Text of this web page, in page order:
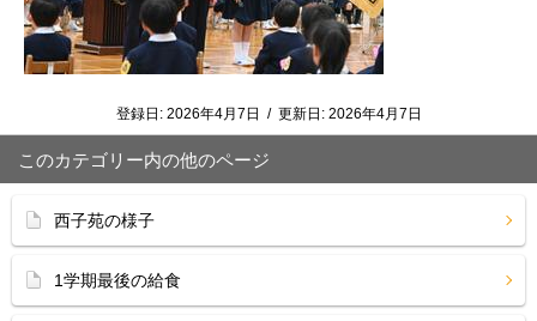
登録日: 2026年4月7日 / 更新日: 2026年4月7日
このカテゴリー内の他のページ
西子苑の様子
1学期最後の給食